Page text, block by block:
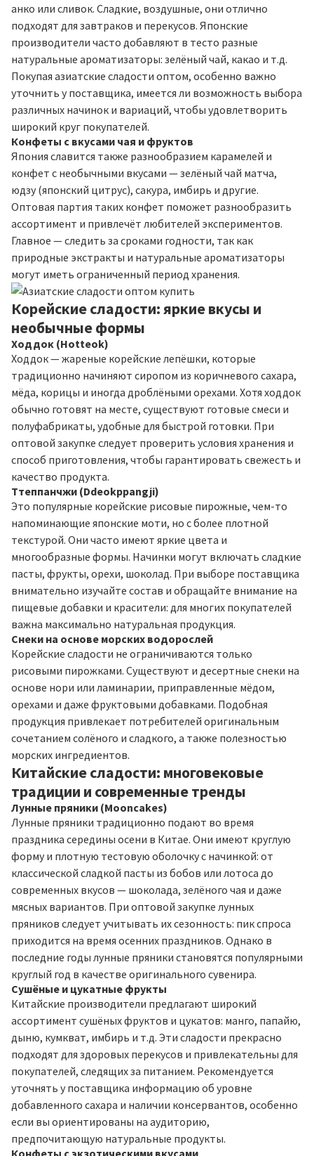
анко или сливок. Сладкие, воздушные, они отлично
подходят для завтраков и перекусов. Японские
производители часто добавляют в тесто разные
натуральные ароматизаторы: зелёный чай, какао и т.д.
Покупая азиатские сладости оптом, особенно важно
уточнить у поставщика, имеется ли возможность выбора
различных начинок и вариаций, чтобы удовлетворить
широкий круг покупателей.
Конфеты с вкусами чая и фруктов
Япония славится также разнообразием карамелей и
конфет с необычными вкусами — зелёный чай матча,
юдзу (японский цитрус), сакура, имбирь и другие.
Оптовая партия таких конфет поможет разнообразить
ассортимент и привлечёт любителей экспериментов.
Главное — следить за сроками годности, так как
природные экстракты и натуральные ароматизаторы
могут иметь ограниченный период хранения.
Корейские сладости: яркие вкусы и
необычные формы
Ходдок (Hotteok)
Ходдок — жареные корейские лепёшки, которые
традиционно начиняют сиропом из коричневого сахара,
мёда, корицы и иногда дроблёными орехами. Хотя ходдок
обычно готовят на месте, существуют готовые смеси и
полуфабрикаты, удобные для быстрой готовки. При
оптовой закупке следует проверить условия хранения и
способ приготовления, чтобы гарантировать свежесть и
качество продукта.
Ттеппанчжи (Ddeokppangji)
Это популярные корейские рисовые пирожные, чем-то
напоминающие японские моти, но с более плотной
текстурой. Они часто имеют яркие цвета и
многообразные формы. Начинки могут включать сладкие
пасты, фрукты, орехи, шоколад. При выборе поставщика
внимательно изучайте состав и обращайте внимание на
пищевые добавки и красители: для многих покупателей
важна максимально натуральная продукция.
Снеки на основе морских водорослей
Корейские сладости не ограничиваются только
рисовыми пирожками. Существуют и десертные снеки на
основе нори или ламинарии, приправленные мёдом,
орехами и даже фруктовыми добавками. Подобная
продукция привлекает потребителей оригинальным
сочетанием солёного и сладкого, а также полезностью
морских ингредиентов.
Китайские сладости: многовековые
традиции и современные тренды
Лунные пряники (Mooncakes)
Лунные пряники традиционно подают во время
праздника середины осени в Китае. Они имеют круглую
форму и плотную тестовую оболочку с начинкой: от
классической сладкой пасты из бобов или лотоса до
современных вкусов — шоколада, зелёного чая и даже
мясных вариантов. При оптовой закупке лунных
пряников следует учитывать их сезонность: пик спроса
приходится на время осенних праздников. Однако в
последние годы лунные пряники становятся популярными
круглый год в качестве оригинального сувенира.
Сушёные и цукатные фрукты
Китайские производители предлагают широкий
ассортимент сушёных фруктов и цукатов: манго, папайю,
дыню, кумкват, имбирь и т.д. Эти сладости прекрасно
подходят для здоровых перекусов и привлекательны для
покупателей, следящих за питанием. Рекомендуется
уточнять у поставщика информацию об уровне
добавленного сахара и наличии консервантов, особенно
если вы ориентированы на аудиторию,
предпочитающую натуральные продукты.